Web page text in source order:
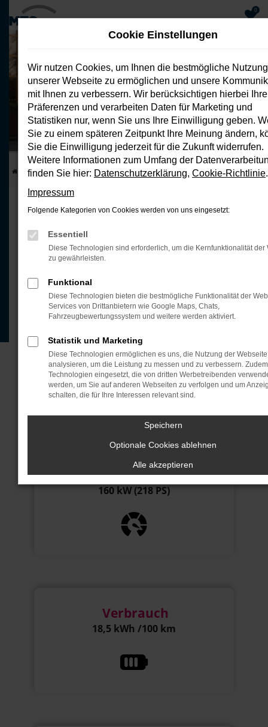
Hauptinhalt
springen
0
Leapmotor B10 218 PS BEV Design
Pro Max
Privatleasing ohne Anzahlung
Energieverbrauch 18,5 kWh/100 km; CO2-Emission 0 g/km; CO2-
Startseite Top Deals Leapmotor B10 218 PS BEV Design Pro Max
DER NEUE LEAPMOTOR B10 DESIGN
B10. EINFACH
BEEINDRUCKEND
Klare Linien. Clevere Proportionen. Ein elektrisches
hinsieht.
JETZT ANFRAGEN
JETZT ANRUFEN
Motor
160 kW (218 PS)
Verbrauch
18,5 kWh /100 km
Cookie Einstellungen
Wir nutzen Cookies, um Ihnen die bestmögliche Nutzung
unserer Webseite zu ermöglichen und unsere
mit Ihnen zu verbessern. Wir berücksichtigen hierbei Ihre
Präferenzen und verarbeiten Daten für Marketing und
Statistiken nur, wenn Sie uns Ihre Einwilligung geben.
Sie zu einem späteren Zeitpunkt Ihre Meinung ändern,
Sie die Einwilligung jederzeit für die Zukunft widerrufen.
Weitere Informationen zum Umfang der
finden Sie hier: Datenschutzerklärung, Cookie-Richtlinie.
Impressum
Folgende Kategorien von Cookies werden von uns eingesetzt:
Essentiell
Diese Technologien sind erforderlich, um die Kernfunktionalität der
zu gewährleisten.
Funktional
Diese Technologien bieten die bestmögliche Funktionalität der
Services von Drittanbietern wie Google Maps, Chats,
Fahrzeugbewertungssystem und weitere werden aktiviert.
Statistik und Marketing
Diese Technologien ermöglichen es uns, die Nutzung der
analysieren, um die Leistung zu messen und zu verbessern.
Technologien eingesetzt, die von dritten Werbetreibenden
werden, um Sie auf anderen Webseiten zu verfolgen und um
schalten, die für Ihre Interessen relevant sind.
Speichern
Optionale Cookies ablehnen
Alle akzeptieren